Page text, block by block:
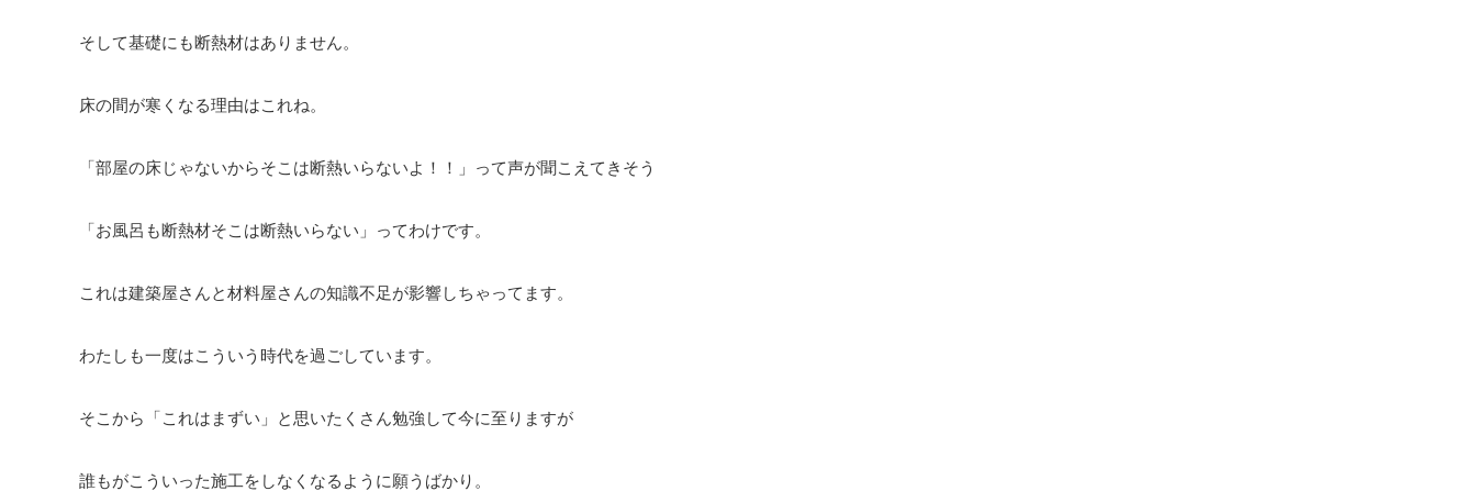
そして基礎にも断熱材はありません。
床の間が寒くなる理由はこれね。
「部屋の床じゃないからそこは断熱いらないよ！！」って声が聞こえてきそう
「お風呂も断熱材そこは断熱いらない」ってわけです。
これは建築屋さんと材料屋さんの知識不足が影響しちゃってます。
わたしも一度はこういう時代を過ごしています。
そこから「これはまずい」と思いたくさん勉強して今に至りますが
誰もがこういった施工をしなくなるように願うばかり。